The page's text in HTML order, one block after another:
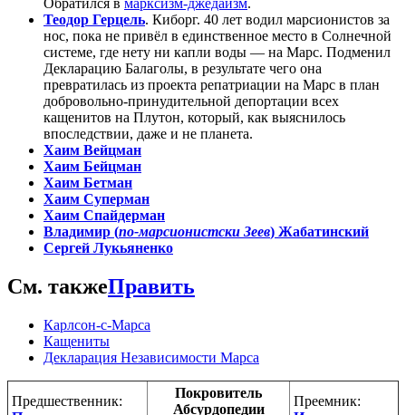
Обратился в марксизм-джедаизм.
Теодор Герцель. Киборг. 40 лет водил марсионистов за
нос, пока не привёл в единственное место в Солнечной
системе, где нету ни капли воды — на Марс. Подменил
Декларацию Балаголы, в результате чего она
превратилась из проекта репатриации на Марс в план
добровольно-принудительной депортации всех
кащенитов на Плутон, который, как выяснилось
впоследствии, даже и не планета.
Хаим Вейцман
Хаим Бейцман
Хаим Бетман
Хаим Суперман
Хаим Спайдерман
Владимир (по-марсионистски Зеев) Жабатинский
Сергей Лукьяненко
См. такжеПравить
Карлсон-с-Марса
Кащениты
Декларация Независимости Марса
Предшественник:
Покровитель
Абсурдопедии
Преемник: